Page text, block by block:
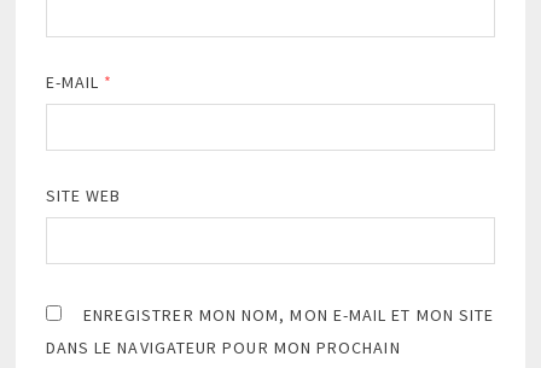
E-MAIL *
SITE WEB
ENREGISTRER MON NOM, MON E-MAIL ET MON SITE
DANS LE NAVIGATEUR POUR MON PROCHAIN